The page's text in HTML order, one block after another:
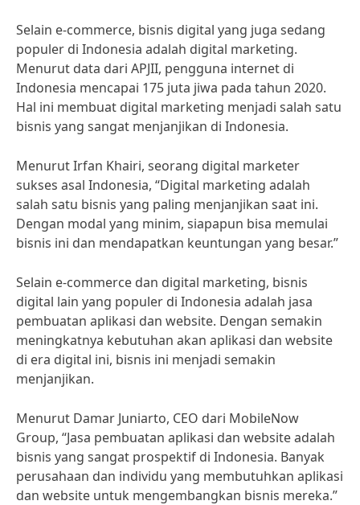
Selain e-commerce, bisnis digital yang juga sedang
populer di Indonesia adalah digital marketing.
Menurut data dari APJII, pengguna internet di
Indonesia mencapai 175 juta jiwa pada tahun 2020.
Hal ini membuat digital marketing menjadi salah satu
bisnis yang sangat menjanjikan di Indonesia.
Menurut Irfan Khairi, seorang digital marketer
sukses asal Indonesia, “Digital marketing adalah
salah satu bisnis yang paling menjanjikan saat ini.
Dengan modal yang minim, siapapun bisa memulai
bisnis ini dan mendapatkan keuntungan yang besar.”
Selain e-commerce dan digital marketing, bisnis
digital lain yang populer di Indonesia adalah jasa
pembuatan aplikasi dan website. Dengan semakin
meningkatnya kebutuhan akan aplikasi dan website
di era digital ini, bisnis ini menjadi semakin
menjanjikan.
Menurut Damar Juniarto, CEO dari MobileNow
Group, “Jasa pembuatan aplikasi dan website adalah
bisnis yang sangat prospektif di Indonesia. Banyak
perusahaan dan individu yang membutuhkan aplikasi
dan website untuk mengembangkan bisnis mereka.”